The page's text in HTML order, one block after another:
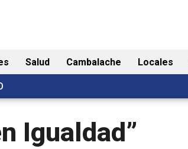
Salud Cambalache Locales
Igualdad”